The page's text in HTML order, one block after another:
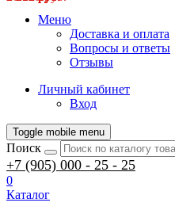
Меню
Доставка и оплата
Вопросы и ответы
Отзывы
Личный кабинет
Вход
Toggle mobile menu
Поиск
+7 (905) 000 - 25 - 25
0
Каталог